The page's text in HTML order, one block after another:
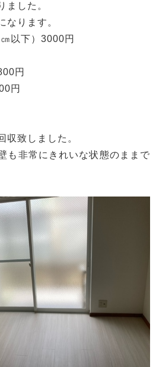
ました。
なります。
以下）3000円
円
円
収致しました。
も非常にきれいな状態のままで